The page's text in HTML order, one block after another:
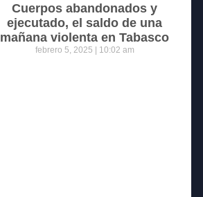
Cuerpos abandonados y
ejecutado, el saldo de una
mañana violenta en Tabasco
febrero 5, 2025 10:02 am